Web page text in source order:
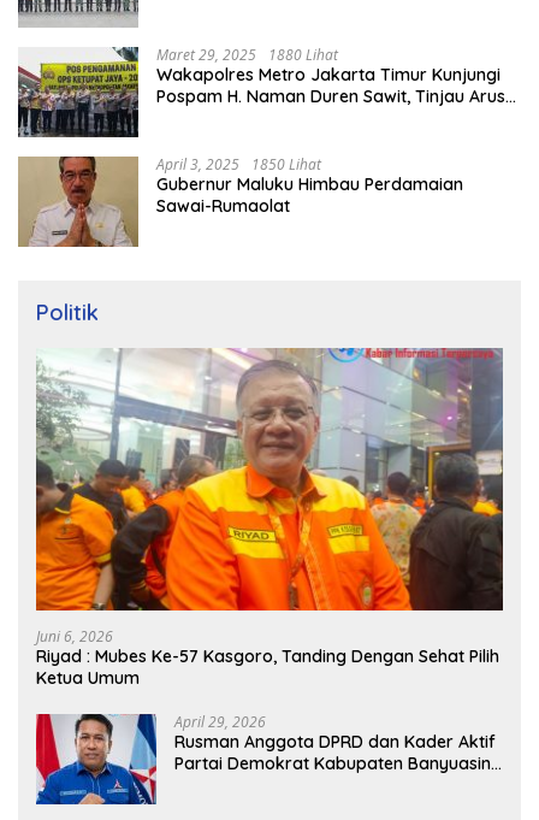
Maret 29, 2025 1880 Lihat
Wakapolres Metro Jakarta Timur Kunjungi
Pospam H. Naman Duren Sawit, Tinjau Arus
April 3, 2025 1850 Lihat
Gubernur Maluku Himbau Perdamaian
Sawai-Rumaolat
Politik
Juni 6, 2026
Riyad : Mubes Ke-57 Kasgoro, Tanding Dengan Sehat Pilih
Ketua Umum
April 29, 2026
Rusman Anggota DPRD dan Kader Aktif
Partai Demokrat Kabupaten Banyuasin